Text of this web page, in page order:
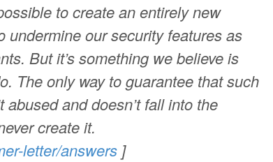
to create an entirely new
undermine our security features as
But it’s something we believe is
The only way to guarantee that such
abused and doesn’t fall into the
create it.
letter/answers ]